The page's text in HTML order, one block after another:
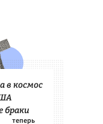
в космос
браки